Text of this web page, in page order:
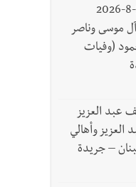
وفاة مصطفى محمد موسى 3-8-2026
والتعازي في صيدا 5-8-2026 آل موسى وناصر
(وفيات
عبد العزيز
2-8-2026 آل عبد العزيز وأهالي
– جريدة